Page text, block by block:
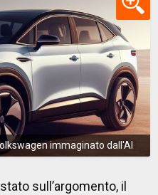
immaginato dall'AI
sull’argomento, il